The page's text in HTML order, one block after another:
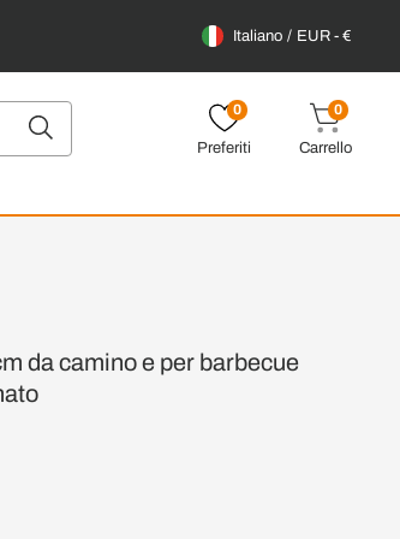
Italiano EUR - €
0
Preferiti
0
Carrello
da camino e per barbecue